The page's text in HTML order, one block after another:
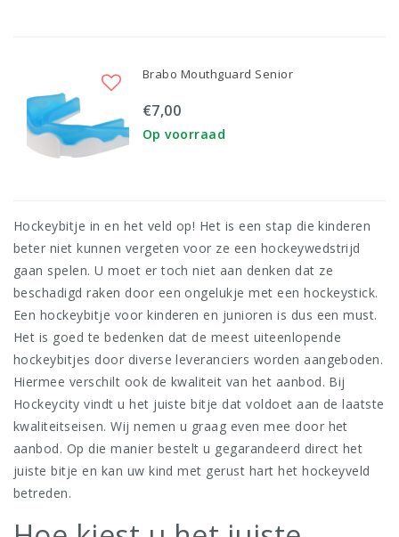
Brabo Mouthguard Senior
€7,00
Op voorraad
Hockeybitje in en het veld op! Het is een stap die kinderen
beter niet kunnen vergeten voor ze een hockeywedstrijd
gaan spelen. U moet er toch niet aan denken dat ze
beschadigd raken door een ongelukje met een hockeystick.
Een hockeybitje voor kinderen en junioren is dus een must.
Het is goed te bedenken dat de meest uiteenlopende
hockeybitjes door diverse leveranciers worden aangeboden.
Hiermee verschilt ook de kwaliteit van het aanbod. Bij
Hockeycity vindt u het juiste bitje dat voldoet aan de laatste
kwaliteitseisen. Wij nemen u graag even mee door het
aanbod. Op die manier bestelt u gegarandeerd direct het
juiste bitje en kan uw kind met gerust hart het hockeyveld
betreden.